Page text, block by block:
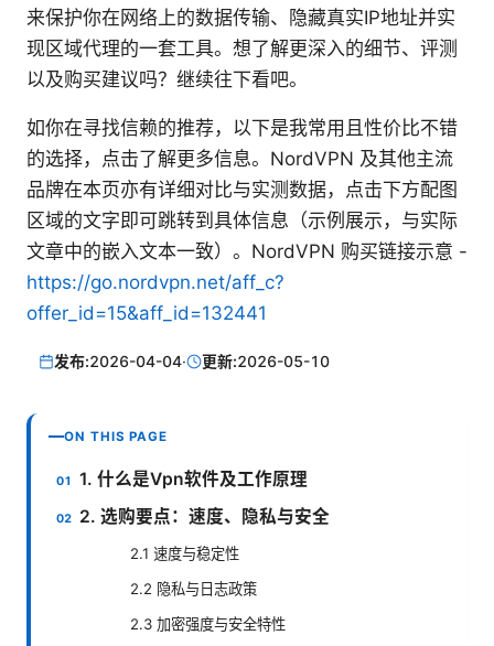
来保护你在网络上的数据传输、隐藏真实IP地址并实
现区域代理的一套工具。想了解更深入的细节、评测
以及购买建议吗？继续往下看吧。
如你在寻找信赖的推荐，以下是我常用且性价比不错
的选择，点击了解更多信息。NordVPN 及其他主流
品牌在本页亦有详细对比与实测数据，点击下方配图
区域的文字即可跳转到具体信息（示例展示，与实际
文章中的嵌入文本一致）。NordVPN 购买链接示意 -
https://go.nordvpn.net/aff_c?
offer_id=15&aff_id=132441
发布:2026-04-04· 更新:2026-05-10
ON THIS PAGE
1. 什么是Vpn软件及工作原理
2. 选购要点：速度、隐私与安全
2.1 速度与稳定性
2.2 隐私与日志政策
2.3 加密强度与安全特性